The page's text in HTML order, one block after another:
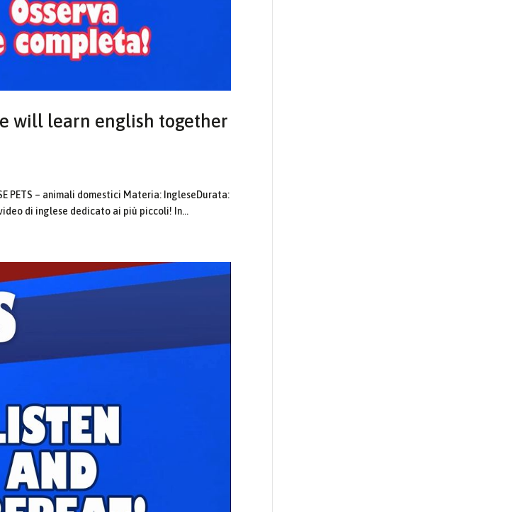
will learn english together
PETS – animali domestici Materia: IngleseDurata:
di inglese dedicato ai più piccoli! In...